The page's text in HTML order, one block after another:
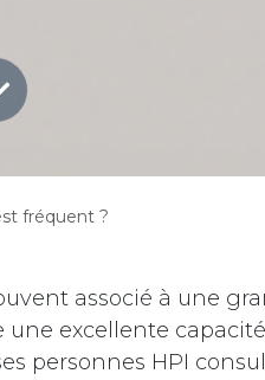
fréquent ?
associé à une
excellente capacité
personnes HPI